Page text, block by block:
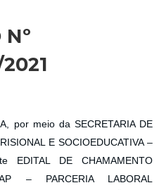
por meio da SECRETARIA DE
E SOCIOEDUCATIVA –
EDITAL DE CHAMAMENTO
– PARCERIA LABORAL